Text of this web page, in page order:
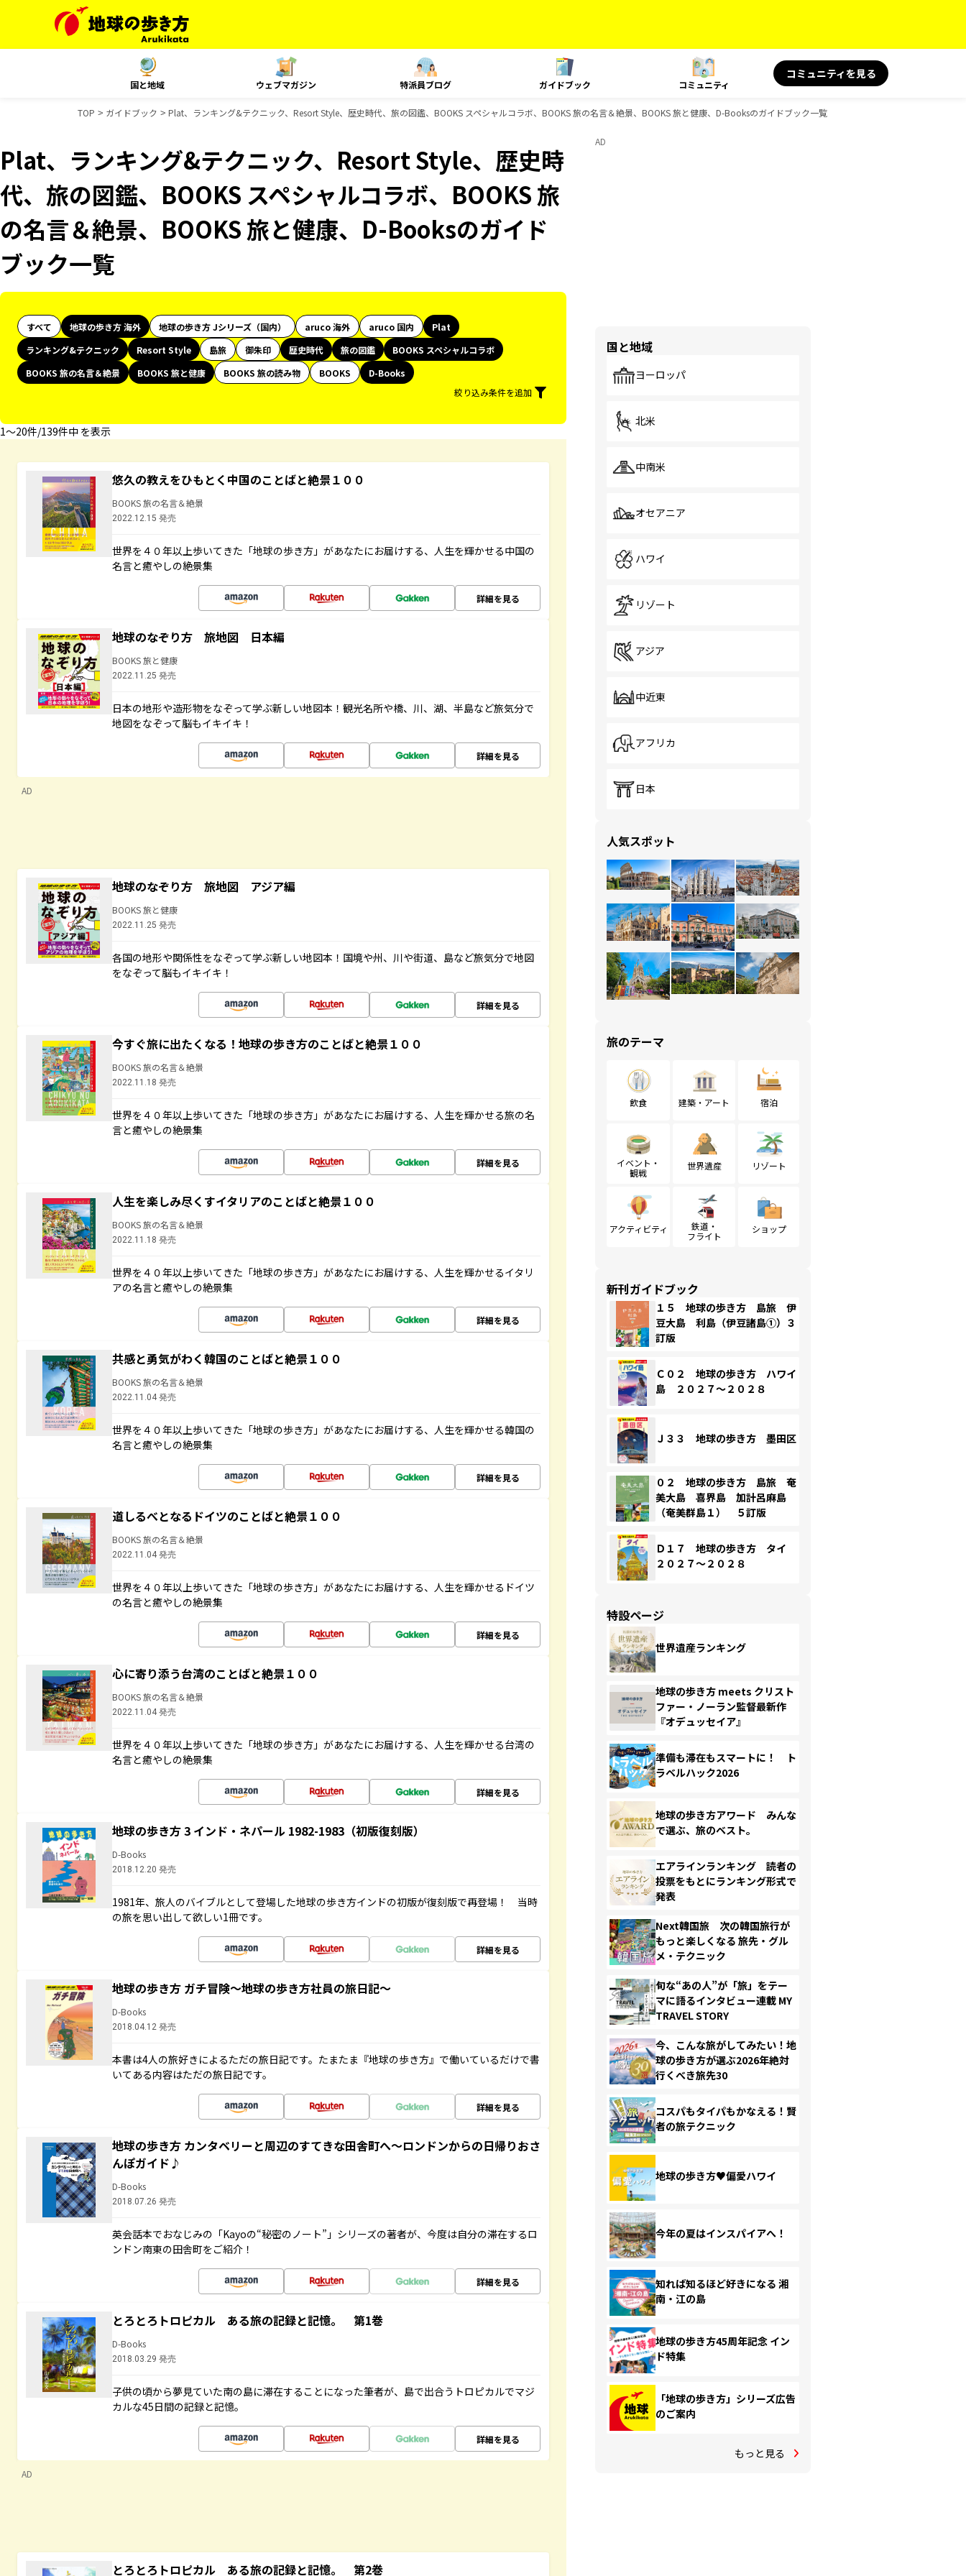
国と地域 ウェブマガジン 特派員ブログ ガイドブック コミュニティ
コミュニティを見る
TOP ガイドブック Plat、ランキング&テクニック、Resort Style、歴史時代、旅の図鑑、BOOKS スペシャルコラボ、BOOKS 旅の名言＆絶景、BOOKS 旅と健康、D-Booksのガイドブック一覧
Plat、ランキング&テクニック、Resort Style、歴史時
代、旅の図鑑、BOOKS スペシャルコラボ、BOOKS 旅
の名言＆絶景、BOOKS 旅と健康、D-Booksのガイド
ブック一覧
すべて 地球の歩き方 海外 地球の歩き方 Jシリーズ（国内） aruco 海外 aruco 国内
Plat
ランキング&テクニック
Resort Style 島旅 御朱印 歴史時代 旅の図鑑
BOOKS スペシャルコラボ
BOOKS 旅の名言＆絶景
BOOKS 旅と健康 BOOKS 旅の読み物 BOOKS
D-Books
絞り込み条件を追加
1〜20件/139件中 を表示
悠久の教えをひもとく中国のことばと絶景１００
BOOKS 旅の名言＆絶景
2022.12.15 発売
世界を４０年以上歩いてきた「地球の歩き方」があなたにお届けする、人生を輝かせる中国の
名言と癒やしの絶景集
詳細を見る
地球のなぞり方 旅地図 日本編
BOOKS 旅と健康
2022.11.25 発売
日本の地形や造形物をなぞって学ぶ新しい地図本！観光名所や橋、川、湖、半島など旅気分で
地図をなぞって脳もイキイキ！
詳細を見る
AD
地球のなぞり方 旅地図 アジア編
BOOKS 旅と健康
2022.11.25 発売
各国の地形や関係性をなぞって学ぶ新しい地図本！国境や州、川や街道、島など旅気分で地図
をなぞって脳もイキイキ！
詳細を見る
今すぐ旅に出たくなる！地球の歩き方のことばと絶景１００
BOOKS 旅の名言＆絶景
2022.11.18 発売
世界を４０年以上歩いてきた「地球の歩き方」があなたにお届けする、人生を輝かせる旅の名
言と癒やしの絶景集
詳細を見る
人生を楽しみ尽くすイタリアのことばと絶景１００
BOOKS 旅の名言＆絶景
2022.11.18 発売
世界を４０年以上歩いてきた「地球の歩き方」があなたにお届けする、人生を輝かせるイタリ
アの名言と癒やしの絶景集
詳細を見る
共感と勇気がわく韓国のことばと絶景１００
BOOKS 旅の名言＆絶景
2022.11.04 発売
世界を４０年以上歩いてきた「地球の歩き方」があなたにお届けする、人生を輝かせる韓国の
名言と癒やしの絶景集
詳細を見る
道しるべとなるドイツのことばと絶景１００
BOOKS 旅の名言＆絶景
2022.11.04 発売
世界を４０年以上歩いてきた「地球の歩き方」があなたにお届けする、人生を輝かせるドイツ
の名言と癒やしの絶景集
詳細を見る
心に寄り添う台湾のことばと絶景１００
BOOKS 旅の名言＆絶景
2022.11.04 発売
世界を４０年以上歩いてきた「地球の歩き方」があなたにお届けする、人生を輝かせる台湾の
名言と癒やしの絶景集
詳細を見る
地球の歩き方 3 インド・ネパール 1982-1983（初版復刻版）
D-Books
2018.12.20 発売
1981年、旅人のバイブルとして登場した地球の歩き方インドの初版が復刻版で再登場！ 当時
の旅を思い出して欲しい1冊です。
詳細を見る
地球の歩き方 ガチ冒険～地球の歩き方社員の旅日記～
D-Books
2018.04.12 発売
本書は4人の旅好きによるただの旅日記です。たまたま『地球の歩き方』で働いているだけで書
いてある内容はただの旅日記です。
詳細を見る
地球の歩き方 カンタベリーと周辺のすてきな田舎町へ～ロンドンからの日帰りおさ
んぽガイド♪
D-Books
2018.07.26 発売
英会話本でおなじみの「Kayoの“秘密のノート”」シリーズの著者が、今度は自分の滞在するロ
ンドン南東の田舎町をご紹介！
詳細を見る
とろとろトロピカル ある旅の記録と記憶。 第1巻
D-Books
2018.03.29 発売
子供の頃から夢見ていた南の島に滞在することになった筆者が、島で出合うトロピカルでマジ
カルな45日間の記録と記憶。
詳細を見る
AD
とろとろトロピカル ある旅の記録と記憶。 第2巻
AD
国と地域
ヨーロッパ
北米
中南米
オセアニア
ハワイ
リゾート
アジア
中近東
アフリカ
日本
人気スポット
旅のテーマ
飲食 建築・アート 宿泊
イベント・
観戦
世界遺産 リゾート
アクティビティ
鉄道・
フライト
ショップ
新刊ガイドブック
１５ 地球の歩き方 島旅 伊
豆大島 利島（伊豆諸島①）３
訂版
Ｃ０２ 地球の歩き方 ハワイ
島 ２０２７～２０２８
Ｊ３３ 地球の歩き方 墨田区
０２ 地球の歩き方 島旅 奄
美大島 喜界島 加計呂麻島
（奄美群島１） ５訂版
Ｄ１７ 地球の歩き方 タイ
２０２７～２０２８
特設ページ
世界遺産ランキング
地球の歩き方 meets クリスト
ファー・ノーラン監督最新作
『オデュッセイア』
準備も滞在もスマートに！ ト
ラベルハック2026
地球の歩き方アワード みんな
で選ぶ、旅のベスト。
エアラインランキング 読者の
投票をもとにランキング形式で
発表
Next韓国旅 次の韓国旅行が
もっと楽しくなる 旅先・グル
メ・テクニック
旬な“あの人”が「旅」をテー
マに語るインタビュー連載 MY
TRAVEL STORY
今、こんな旅がしてみたい！地
球の歩き方が選ぶ2026年絶対
行くべき旅先30
コスパもタイパもかなえる！賢
者の旅テクニック
地球の歩き方♥偏愛ハワイ
今年の夏はインスパイアへ！
知れば知るほど好きになる 湘
南・江の島
地球の歩き方45周年記念 イン
ド特集
「地球の歩き方」シリーズ広告
のご案内
もっと見る